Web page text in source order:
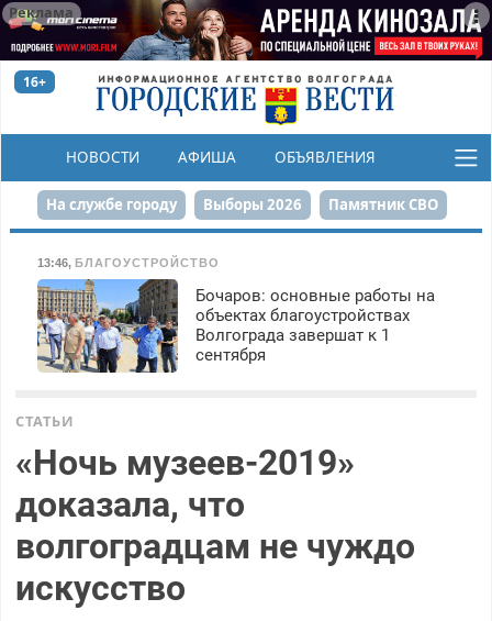
Реклама
16+
НОВОСТИ АФИША ОБЪЯВЛЕНИЯ
КОНКУРСЫ
На службе городу Выборы 2026 Памятник СВО
Сталинград в сердце
Набережная День Победы Реконструкция ЦПКиО
80-летие Победы Парк Героев-летчиков
13:46, БЛАГОУСТРОЙСТВО
Бочаров: основные работы на
объектах благоустройствах
Волгограда завершат к 1
сентября
СТАТЬИ
«Ночь музеев-2019»
доказала, что
волгоградцам не чуждо
искусство